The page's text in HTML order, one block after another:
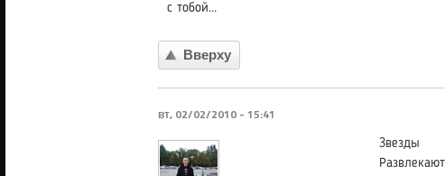
с тобой...
Вверху
вт, 02/02/2010 - 15:41
Звезды